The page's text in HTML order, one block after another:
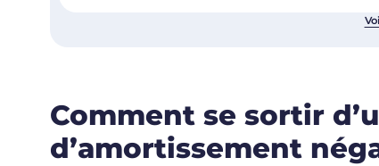
Comment se sortir
d’amortissement